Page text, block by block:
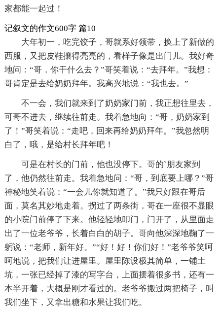
家都能一起过！
记叙文的作文600字 篇10
大年初一，吃完饺子，哥就系好领带，换上了新做的
西服，又把皮鞋攘得亮亮的，看样子像是出门儿。我好奇
地问：“哥，你干什么去？”哥笑着说：“去拜年。”我想：
哥肯定是去给奶奶拜年。我高兴地说：“我也去。”
不一会，我们就来到了奶奶家门前，我正想往里去，
可哥不进去，继续往前走。我着急地向：“哥，奶奶家到
了！”哥笑着说：“走吧，回来再给奶奶拜年。”我忽然明
白了，哦，是给村长拜年吧！
可是在村长的门前，他也没停下。哥的`朋友家到
了，他仍然往前走。我着急地问：“哥，到底要上哪？”哥
神秘地笑着说：“一会儿你就知道了。”我只好跟在哥后
面，莫名其妙地走着。拐过了两条街，哥在一座很不显眼
的小院门前停了下来。他轻轻地叩门，门开了，从里面走
出了一位老爷爷，长着白白的胡子。哥向他深深地鞠了一
躬说：“老师，新年好。”“好！好！你们好！”老爷爷笑呵
呵地说，把我们让进屋里。屋里陈设极其简单，一铺土
坑，一张已经掉了漆的写字台，上面摆着很多书，还有一
本半开着，大概是刚才看过的。老爷爷搬过两把椅子，叫
我们坐下，又拿出糖和水果让我们吃。